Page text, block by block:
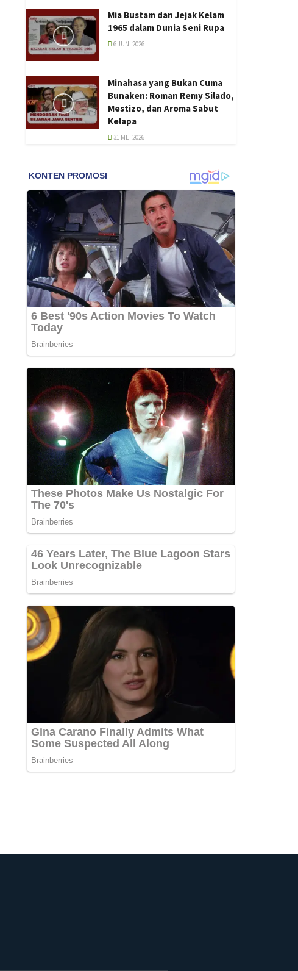
Mia Bustam dan Jejak Kelam
1965 dalam Dunia Seni Rupa
6 JUNI 2026
Minahasa yang Bukan Cuma
Bunaken: Roman Remy Silado,
Mestizo, dan Aroma Sabut
Kelapa
31 MEI 2026